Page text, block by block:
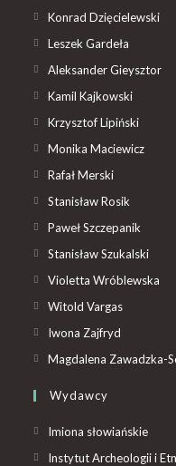
Konrad Dzięcielewski
Leszek Gardeła
Aleksander Gieysztor
Kamil Kajkowski
Krzysztof Lipiński
Monika Maciewicz
Rafał Merski
Stanisław Rosik
Paweł Szczepanik
Stanisław Szukalski
Violetta Wróblewska
Witold Vargas
Iwona Zajfryd
Magdalena Zawadzka-
Wydawcy
Imiona słowiańskie
Instytut Archeologii i